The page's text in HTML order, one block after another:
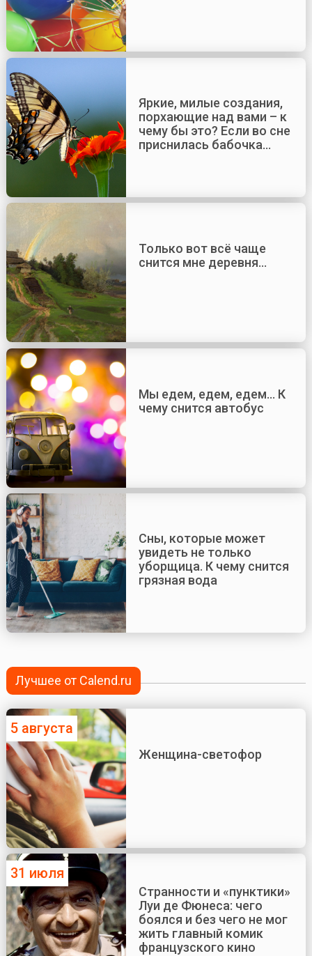
Яркие, милые создания,
порхающие над вами – к
чему бы это? Если во сне
приснилась бабочка…
Только вот всё чаще
снится мне деревня…
Мы едем, едем, едем… К
чему снится автобус
Сны, которые может
увидеть не только
уборщица. К чему снится
грязная вода
Лучшее от Calend.ru
5 августа
Женщина-светофор
31 июля
Странности и «пунктики»
Луи де Фюнеса: чего
боялся и без чего не мог
жить главный комик
французского кино